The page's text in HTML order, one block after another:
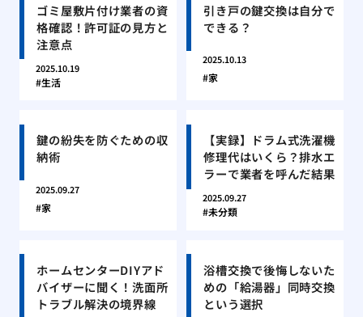
ゴミ屋敷片付け業者の資
格確認！許可証の見方と
注意点
2025.10.19
生活
引き戸の鍵交換は自分で
できる？
2025.10.13
家
鍵の紛失を防ぐための収
納術
2025.09.27
家
【実録】ドラム式洗濯機
修理代はいくら？排水エ
ラーで業者を呼んだ結果
2025.09.27
未分類
ホームセンターDIYアド
バイザーに聞く！洗面所
トラブル解決の境界線
浴槽交換で後悔しないた
めの「給湯器」同時交換
という選択